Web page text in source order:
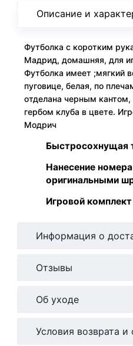
Описание и
Футболка с коротким
Мадрид, домашняя, для
Футболка имеет ;мягкий
пуговице, белая, по
отделана черным
гербом клуба в цвете.
Модрич
Быстросохнущая
Нанесение
оригинальными
Игровой
Информация о
Отзывы
Об уходе
Условия возврата и